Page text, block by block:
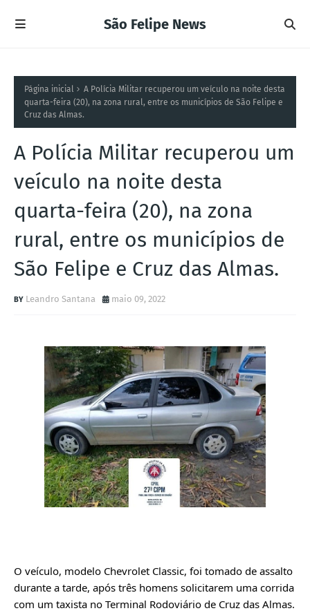
São Felipe News
Página inicial
A Polícia Militar recuperou um veículo na noite desta
quarta-feira (20), na zona rural, entre os municípios de São Felipe e
Cruz das Almas.
A Polícia Militar recuperou um
veículo na noite desta
quarta-feira (20), na zona
rural, entre os municípios de
São Felipe e Cruz das Almas.
Leandro Santana maio 09, 2022
O veículo, modelo Chevrolet Classic, foi tomado de assalto
durante a tarde, após três homens solicitarem uma corrida
com um taxista no Terminal Rodoviário de Cruz das Almas.